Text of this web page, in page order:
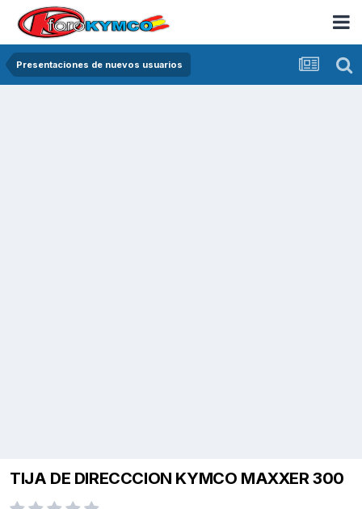
Presentaciones de nuevos usuarios
TIJA DE DIRECCCION KYMCO MAXXER 300